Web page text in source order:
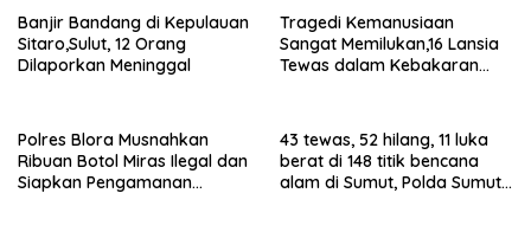
Banjir Bandang di Kepulauan
Sitaro,Sulut, 12 Orang
Dilaporkan Meninggal
Tragedi Kemanusiaan
Sangat Memilukan,16 Lansia
Tewas dalam Kebakaran
Polres Blora Musnahkan
Ribuan Botol Miras Ilegal dan
Siapkan Pengamanan
43 tewas, 52 hilang, 11 luka
berat di 148 titik bencana
alam di Sumut, Polda Sumut